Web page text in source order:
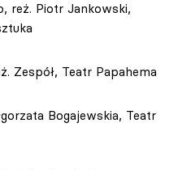
reż. Piotr Jankowski,
Zespół, Teatr Papahema
Bogajewskia, Teatr